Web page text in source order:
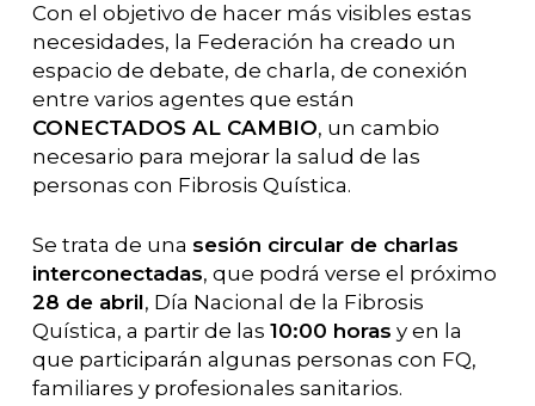
Con el objetivo de hacer más visibles estas
necesidades, la Federación ha creado un
espacio de debate, de charla, de conexión
entre varios agentes que están
CONECTADOS AL CAMBIO, un cambio
necesario para mejorar la salud de las
personas con Fibrosis Quística.
Se trata de una sesión circular de charlas
interconectadas, que podrá verse el próximo
28 de abril, Día Nacional de la Fibrosis
Quística, a partir de las 10:00 horas y en la
que participarán algunas personas con FQ,
familiares y profesionales sanitarios.